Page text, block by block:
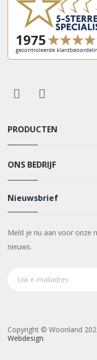
PRODUCTEN
ONS BEDRIJF
Nieuwsbrief
Meld je nu aan voor onze
nieuws.
Copyright © Woonland
Webdesign.